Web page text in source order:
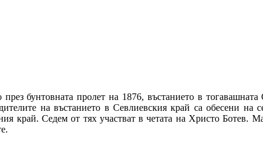
бунтовната пролет на 1876, въстанието в тогавашната
на въстанието в Севлиевския край са обесени на
край. Седем от тях участват в четата на Христо Ботев.